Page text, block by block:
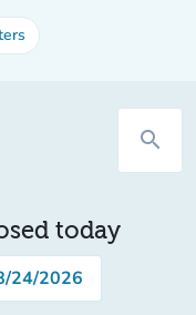
search
today
24/2026